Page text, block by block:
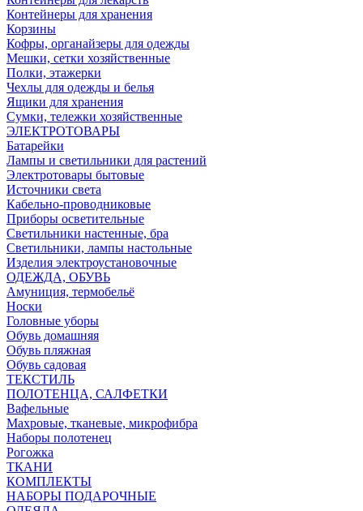
Контейнеры для хранения
Корзины
Кофры, органайзеры для одежды
Мешки, сетки хозяйственные
Полки, этажерки
Чехлы для одежды и белья
Ящики для хранения
Сумки, тележки хозяйственные
ЭЛЕКТРОТОВАРЫ
Батарейки
Лампы и светильники для растений
Электротовары бытовые
Источники света
Кабельно-проводниковые
Приборы осветительные
Светильники настенные, бра
Светильники, лампы настольные
Изделия электроустановочные
ОДЕЖДА, ОБУВЬ
Амуниция, термобельё
Носки
Головные уборы
Обувь домашняя
Обувь пляжная
Обувь садовая
ТЕКСТИЛЬ
ПОЛОТЕНЦА, САЛФЕТКИ
Вафельные
Махровые, тканевые, микрофибра
Наборы полотенец
Рогожка
ТКАНИ
КОМПЛЕКТЫ
НАБОРЫ ПОДАРОЧНЫЕ